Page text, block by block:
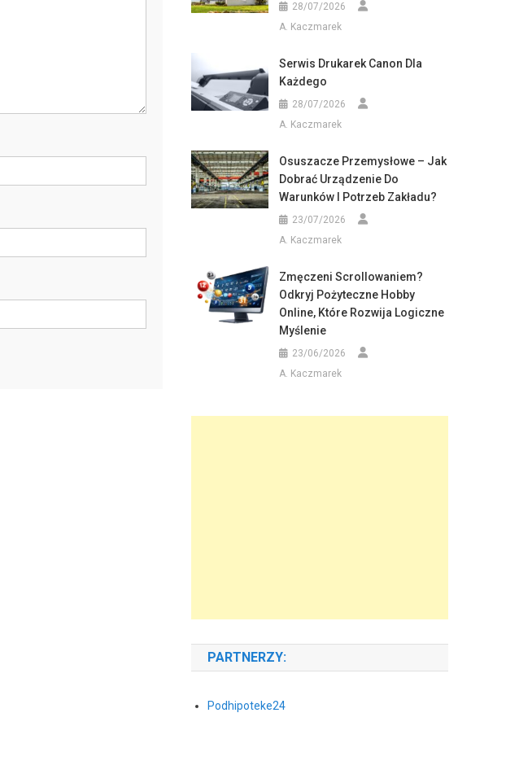
28/07/2026
A. Kaczmarek
Serwis Drukarek Canon Dla
Każdego
28/07/2026
A. Kaczmarek
Osuszacze Przemysłowe – Jak
Dobrać Urządzenie Do
Warunków I Potrzeb Zakładu?
23/07/2026
A. Kaczmarek
Zmęczeni Scrollowaniem?
Odkryj Pożyteczne Hobby
Online, Które Rozwija Logiczne
Myślenie
23/06/2026
A. Kaczmarek
PARTNERZY:
Podhipoteke24